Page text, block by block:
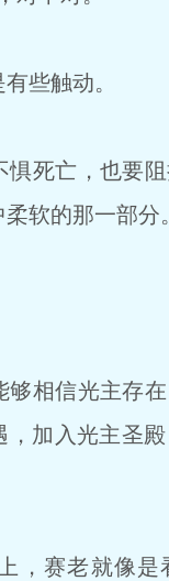
些触动。
死亡，也要阻
软的那一部分。
相信光主存
，加入光主圣
，赛老就像是